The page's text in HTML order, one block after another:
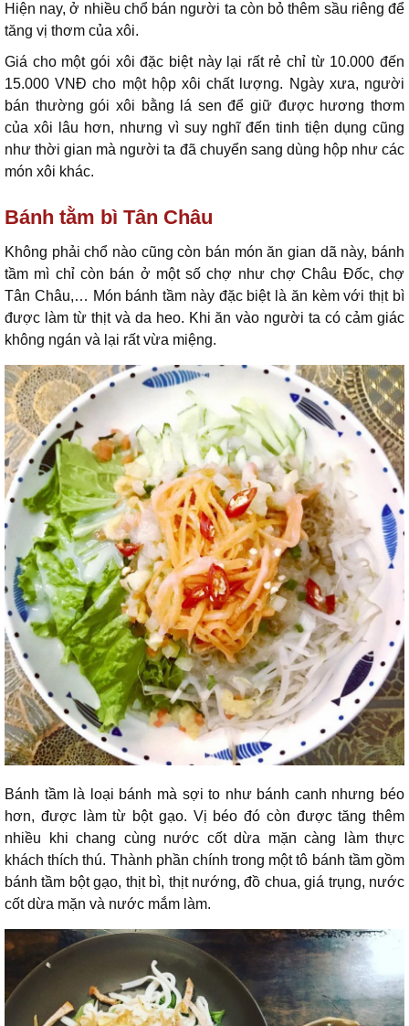
Hiện nay, ở nhiều chổ bán người ta còn bỏ thêm sầu riêng để
tăng vị thơm của xôi.
Giá cho một gói xôi đặc biệt này lại rất rẻ chỉ từ 10.000 đến
15.000 VNĐ cho một hộp xôi chất lượng. Ngày xưa, người
bán thường gói xôi bằng lá sen để giữ được hương thơm
của xôi lâu hơn, nhưng vì suy nghĩ đến tinh tiện dụng cũng
như thời gian mà người ta đã chuyển sang dùng hộp như các
món xôi khác.
Bánh tằm bì Tân Châu
Không phải chổ nào cũng còn bán món ăn gian dã này, bánh
tầm mì chỉ còn bán ở một số chợ như chợ Châu Đốc, chợ
Tân Châu,… Món bánh tầm này đặc biệt là ăn kèm với thịt bì
được làm từ thịt và da heo. Khi ăn vào người ta có cảm giác
không ngán và lại rất vừa miệng.
Bánh tầm là loại bánh mà sợi to như bánh canh nhưng béo
hơn, được làm từ bột gạo. Vị béo đó còn được tăng thêm
nhiều khi chang cùng nước cốt dừa mặn càng làm thực
khách thích thú. Thành phần chính trong một tô bánh tầm gồm
bánh tầm bột gạo, thịt bì, thịt nướng, đồ chua, giá trụng, nước
cốt dừa mặn và nước mắm làm.